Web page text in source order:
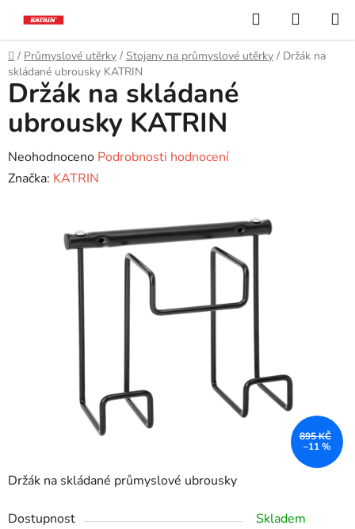
obsah
Hledat
KOŠÍK
Domů
/ Průmyslové utěrky / Stojany na průmyslové utěrky / Držák na
skládané ubrousky KATRIN
Držák na skládané průmyslové ubrousky
Dostupnost
Skladem
Držák na skládané
ubrousky KATRIN
Průměrné
hodnocení
Neohodnoceno Podrobnosti hodnocení
Značka: KATRIN
895 KČ
–11 %